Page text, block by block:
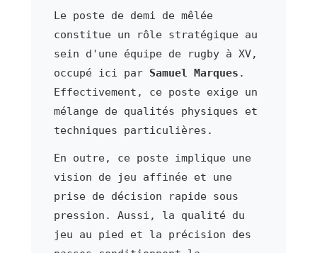
Le poste de demi de mêlée
constitue un rôle stratégique au
sein d'une équipe de rugby à XV,
occupé ici par Samuel Marques .
Effectivement, ce poste exige un
mélange de qualités physiques et
techniques particulières.
En outre, ce poste implique une
vision de jeu affinée et une
prise de décision rapide sous
pression. Aussi, la qualité du
jeu au pied et la précision des